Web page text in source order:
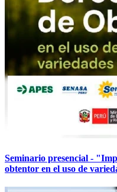
Seminario presencial -
obtentor en el uso de